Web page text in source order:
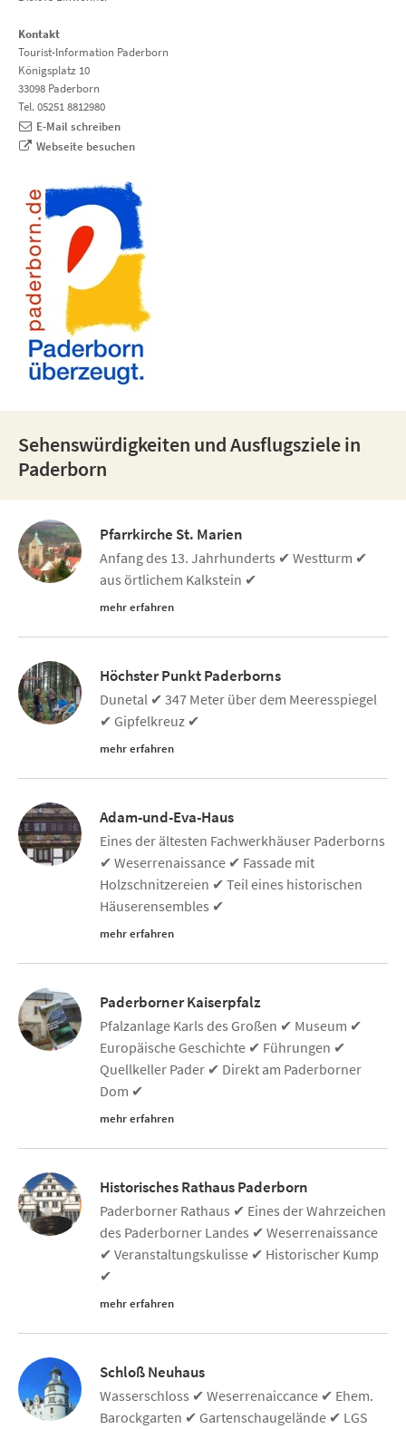
Kontakt
Tourist-Information Paderborn
Königsplatz 10
33098 Paderborn
Tel. 05251 8812980
E-Mail schreiben
Webseite besuchen
Sehenswürdigkeiten und Ausflugsziele in
Paderborn
Pfarrkirche St. Marien
Anfang des 13. Jahrhunderts ✔ Westturm ✔
aus örtlichem Kalkstein ✔
mehr erfahren
Höchster Punkt Paderborns
Dunetal ✔ 347 Meter über dem Meeresspiegel
✔ Gipfelkreuz ✔
mehr erfahren
Adam-und-Eva-Haus
Eines der ältesten Fachwerkhäuser Paderborns
✔ Weserrenaissance ✔ Fassade mit
Holzschnitzereien ✔ Teil eines historischen
Häuserensembles ✔
mehr erfahren
Paderborner Kaiserpfalz
Pfalzanlage Karls des Großen ✔ Museum ✔
Europäische Geschichte ✔ Führungen ✔
Quellkeller Pader ✔ Direkt am Paderborner
Dom ✔
mehr erfahren
Historisches Rathaus Paderborn
Paderborner Rathaus ✔ Eines der Wahrzeichen
des Paderborner Landes ✔ Weserrenaissance
✔ Veranstaltungskulisse ✔ Historischer Kump
✔
mehr erfahren
Schloß Neuhaus
Wasserschloss ✔ Weserrenaiccance ✔ Ehem.
Barockgarten ✔ Gartenschaugelände ✔ LGS